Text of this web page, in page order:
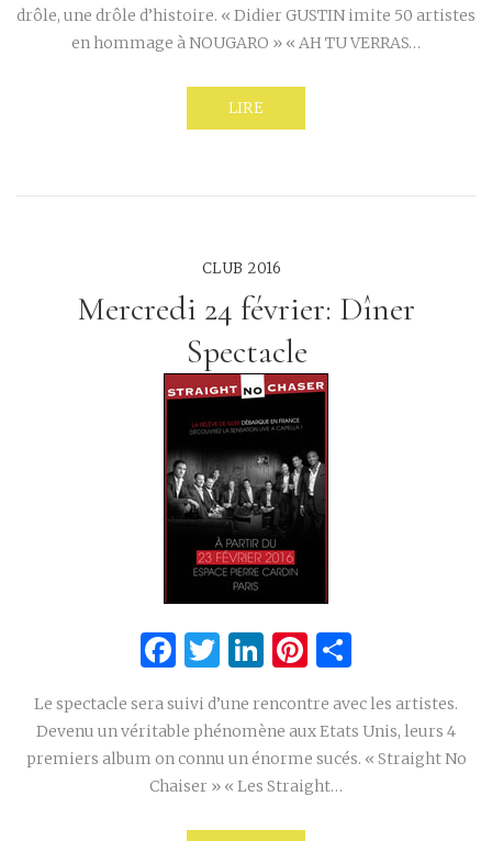
drôle, une drôle d’histoire. « Didier GUSTIN imite 50 artistes
en hommage à NOUGARO » « AH TU VERRAS…
LIRE
CLUB 2016
Mercredi 24 février: Dîner
Spectacle
Facebook
Twitter
LinkedIn
Pinterest
Le spectacle sera suivi d’une rencontre avec les artistes.
Devenu un véritable phénomène aux Etats Unis, leurs 4
premiers album on connu un énorme sucés. « Straight No
Chaiser » « Les Straight…